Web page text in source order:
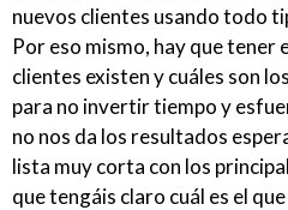
nuevos clientes usando todo
Por eso mismo, hay que tener
clientes existen y cuáles son
para no invertir tiempo y
no nos da los resultados
lista muy corta con los
que tengáis claro cuál es el